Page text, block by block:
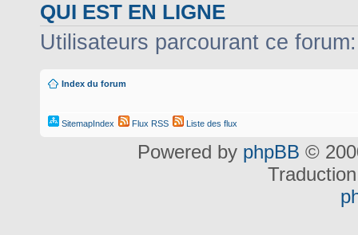
QUI EST EN LIGNE
Utilisateurs parcourant ce
Index du forum
SitemapIndex Flux RSS Liste des flux
Powered by phpBB ©